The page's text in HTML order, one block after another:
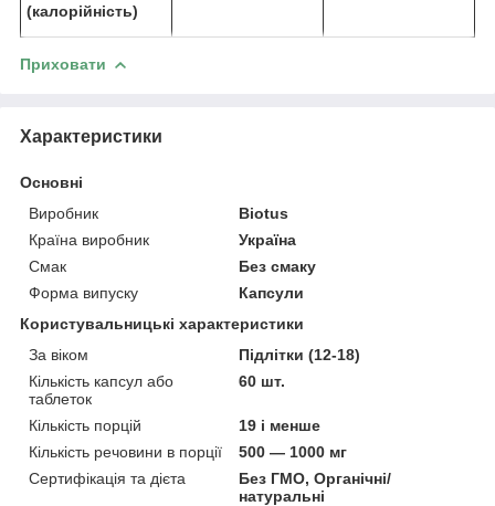
(калорійність)
Приховати
Характеристики
Основні
Виробник
Biotus
Країна виробник
Україна
Смак
Без смаку
Форма випуску
Капсули
Користувальницькі характеристики
За віком
Підлітки (12-18)
Кількість капсул або
таблеток
60 шт.
Кількість порцій
19 і менше
Кількість речовини в порції
500 — 1000 мг
Сертифікація та дієта
Без ГМО, Органічні/
натуральні